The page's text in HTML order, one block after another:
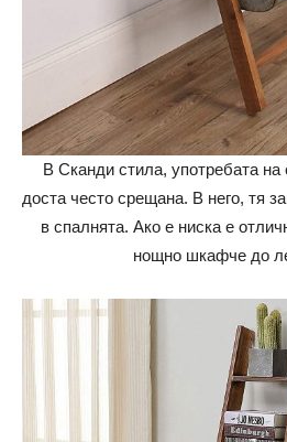
В Сканди стила, употребата
доста често срещана. В него, тя
в спалнята. Ако е ниска е
нощно шкафче до